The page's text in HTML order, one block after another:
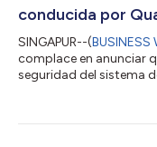
conducida por
SINGAPUR--(BUSINESS
complace en anunciar
seguridad del sistema
inteligente fuera